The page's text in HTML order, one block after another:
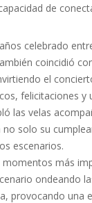
de
celebrado
coincidió
el
felicitaciones y
las velas
no solo su
escenarios.
momentos más
ondeando
provocando una